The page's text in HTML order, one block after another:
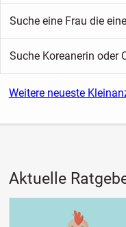
Suche eine Frau die
Weitere neueste
Aktuelle